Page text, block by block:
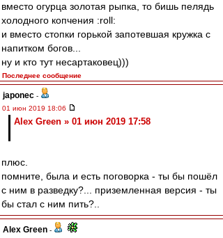
вместо огурца золотая рыпка, то бишь пелядь
холодного копчения :roll:
и вместо стопки горькой запотевшая кружка с
напитком богов...
ну и кто тут несартаковец)))
Последнее сообщение
japonec -
01 июн 2019 18:06
Alex Green » 01 июн 2019 17:58
плюс.
помните, была и есть поговорка - ты бы пошёл
с ним в разведку?... приземленная версия - ты
бы стал с ним пить?..
Alex Green -